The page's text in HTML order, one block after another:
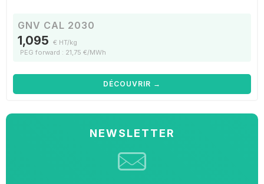
GNV CAL 2030
1,095 € HT/kg
PEG forward : 21,75 €/MWh
DÉCOUVRIR →
NEWSLETTER